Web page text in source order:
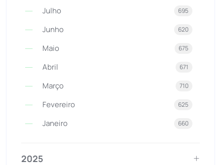
Julho 695
Junho 620
Maio 675
Abril 671
Março 710
Fevereiro 625
Janeiro 660
2025